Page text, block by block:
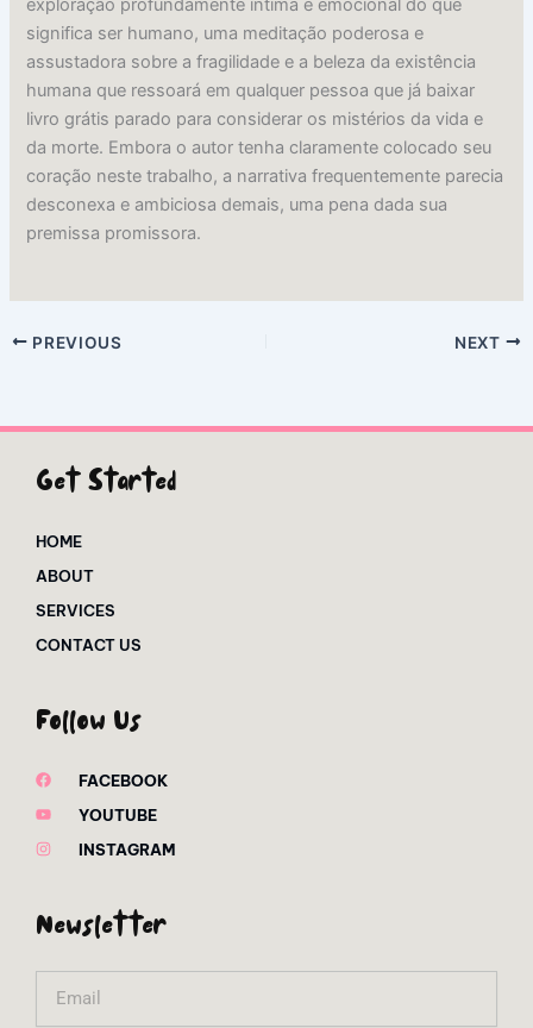
exploração profundamente íntima e emocional do que
significa ser humano, uma meditação poderosa e
assustadora sobre a fragilidade e a beleza da existência
humana que ressoará em qualquer pessoa que já baixar
livro grátis parado para considerar os mistérios da vida e
da morte. Embora o autor tenha claramente colocado seu
coração neste trabalho, a narrativa frequentemente parecia
desconexa e ambiciosa demais, uma pena dada sua
premissa promissora.
PREVIOUS NEXT
Get Started
HOME
ABOUT
SERVICES
CONTACT US
Follow Us
FACEBOOK
YOUTUBE
INSTAGRAM
Newsletter